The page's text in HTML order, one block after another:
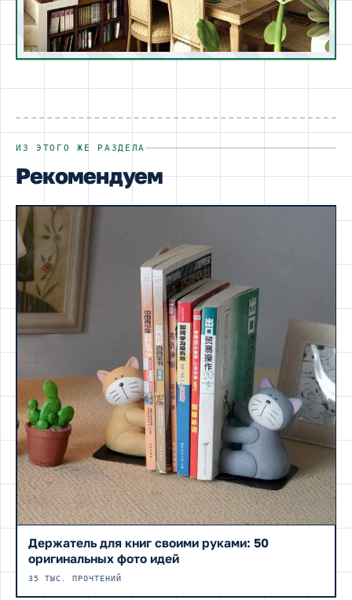
ИЗ ЭТОГО ЖЕ РАЗДЕЛА
Рекомендуем
Держатель для книг своими руками: 50
оригинальных фото идей
35 ТЫС. ПРОЧТЕНИЙ